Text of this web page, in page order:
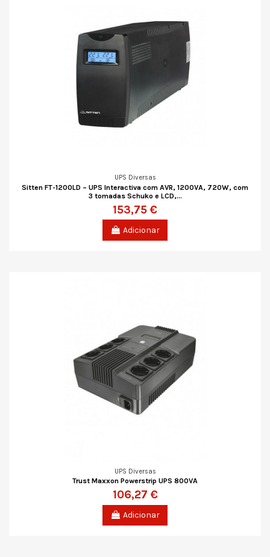
UPS Diversas
Sitten FT-1200LD – UPS Interactiva com AVR, 1200VA, 720W, com
3 tomadas Schuko e LCD,...
153,75 €
Adicionar
UPS Diversas
Trust Maxxon Powerstrip UPS 800VA
106,27 €
Adicionar